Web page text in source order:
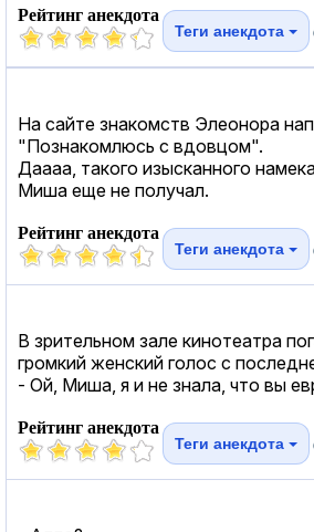
Рейтинг анекдота
Теги анекдота
На сайте знакомств Элеонора
"Познакомлюсь с вдовцом".
Даааа, такого изысканного
Миша еще не получал.
Рейтинг анекдота
Теги анекдота
В зрительном зале кинотеатра
громкий женский голос с
- Ой, Миша, я и не знала, что вы
Рейтинг анекдота
Теги анекдота